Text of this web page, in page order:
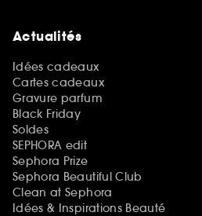
Actualités
Idées cadeaux
Cartes cadeaux
Gravure parfum
Black Friday
Soldes
SEPHORA edit
Sephora Prize
Sephora Beautiful Club
Clean at Sephora
Idées & Inspirations Beauté